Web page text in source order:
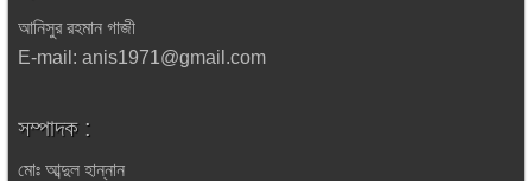
আনিসুর রহমান গাজী
E-mail: anis1971@gmail.com
সম্পাদক :
মোঃ আব্দুল হান্নান